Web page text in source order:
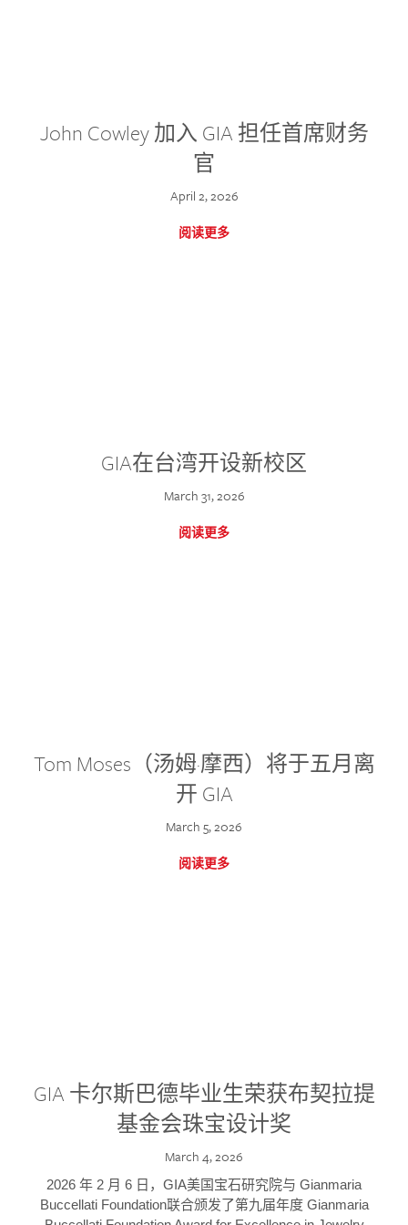
John Cowley 加入 GIA 担任首席财务
官
April 2, 2026
阅读更多
GIA在台湾开设新校区
March 31, 2026
阅读更多
Tom Moses（汤姆·摩西）将于五月离
开 GIA
March 5, 2026
阅读更多
GIA 卡尔斯巴德毕业生荣获布契拉提
基金会珠宝设计奖
March 4, 2026
2026 年 2 月 6 日，GIA美国宝石研究院与 Gianmaria
Buccellati Foundation联合颁发了第九届年度 Gianmaria